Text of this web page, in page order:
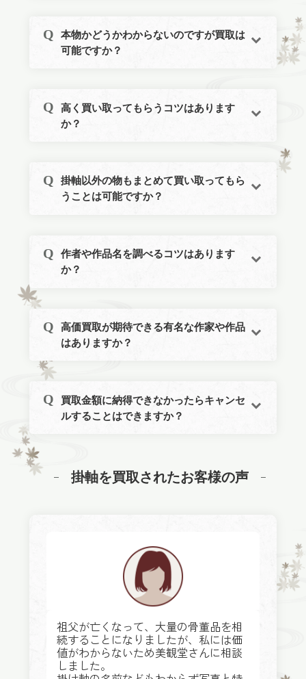
本物かどうかわからないのですが買取は
可能ですか？
高く買い取ってもらうコツはあります
か？
掛軸以外の物もまとめて買い取ってもら
うことは可能ですか？
作者や作品名を調べるコツはあります
か？
高価買取が期待できる有名な作家や作品
はありますか？
買取金額に納得できなかったらキャンセ
ルすることはできますか？
掛軸を買取されたお客様の声
祖父が亡くなって、大量の骨董品を相
続することになりましたが、私には価
値がわからないため美観堂さんに相談
しました。